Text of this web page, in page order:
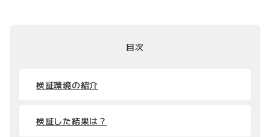
目次
検証環境の紹介
検証した結果は？